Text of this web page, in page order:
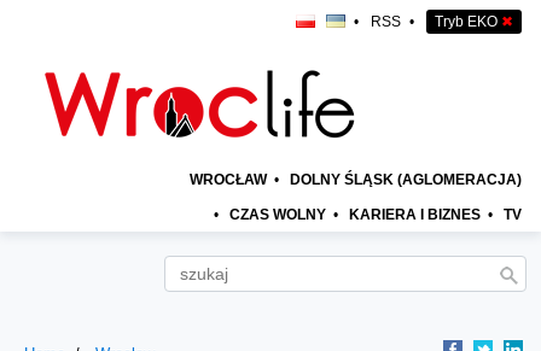
• RSS • Tryb EKO ✖
WROCŁAW • DOLNY ŚLĄSK (AGLOMERACJA)
• CZAS WOLNY • KARIERA I BIZNES • TV